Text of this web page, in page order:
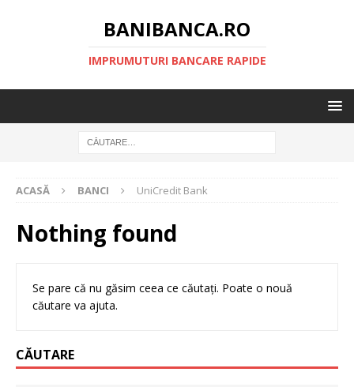
BANIBANCA.RO
IMPRUMUTURI BANCARE RAPIDE
ACASĂ BANCI UniCredit Bank
Nothing found
Se pare că nu găsim ceea ce căutați. Poate o nouă
căutare va ajuta.
CĂUTARE